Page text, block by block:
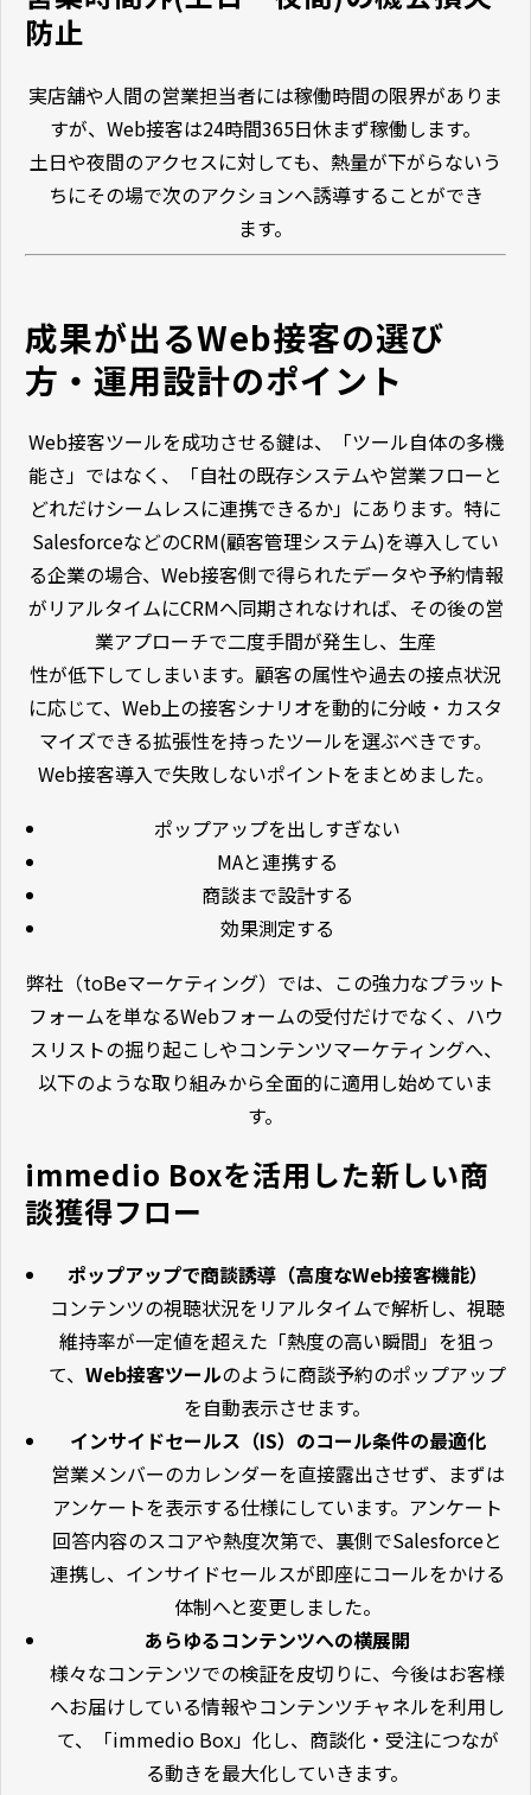
防止
実店舗や人間の営業担当者には稼働時間の限界がありま
すが、Web接客は24時間365日休まず稼働します。
土日や夜間のアクセスに対しても、熱量が下がらないう
ちにその場で次のアクションへ誘導することができ
ます。
成果が出るWeb接客の選び
方・運用設計のポイント
Web接客ツールを成功させる鍵は、「ツール自体の多機
能さ」ではなく、「自社の既存システムや営業フローと
どれだけシームレスに連携できるか」にあります。特に
SalesforceなどのCRM(顧客管理システム)を導入してい
る企業の場合、Web接客側で得られたデータや予約情報
がリアルタイムにCRMへ同期されなければ、その後の営
業アプローチで二度手間が発生し、生産
性が低下してしまいます。顧客の属性や過去の接点状況
に応じて、Web上の接客シナリオを動的に分岐・カスタ
マイズできる拡張性を持ったツールを選ぶべきです。
Web接客導入で失敗しないポイントをまとめました。
ポップアップを出しすぎない
MAと連携する
商談まで設計する
効果測定する
弊社（toBeマーケティング）では、この強力なプラット
フォームを単なるWebフォームの受付だけでなく、ハウ
スリストの掘り起こしやコンテンツマーケティングへ、
以下のような取り組みから全面的に適用し始めていま
す。
immedio Boxを活用した新しい商
談獲得フロー
ポップアップで商談誘導（高度なWeb接客機能）
コンテンツの視聴状況をリアルタイムで解析し、視聴
維持率が一定値を超えた「熱度の高い瞬間」を狙っ
て、 Web接客ツールのように商談予約のポップアップ
を自動表示させます。
インサイドセールス（IS）のコール条件の最適化
営業メンバーのカレンダーを直接露出させず、まずは
アンケートを表示する仕様にしています。アンケート
回答内容のスコアや熱度次第で、裏側でSalesforceと
連携し、インサイドセールスが即座にコールをかける
体制へと変更しました。
あらゆるコンテンツへの横展開
様々なコンテンツでの検証を皮切りに、今後はお客様
へお届けしている情報やコンテンツチャネルを利用し
て、「immedio Box」化し、商談化・受注につなが
る動きを最大化していきます。